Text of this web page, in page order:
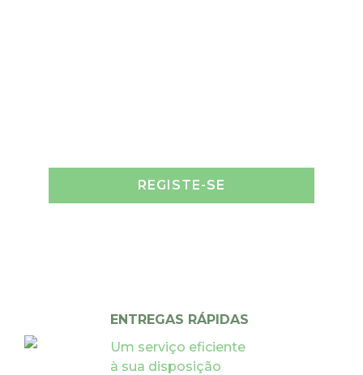
REGISTE-SE
ENTREGAS RÁPIDAS
Um serviço eficiente
à sua disposição